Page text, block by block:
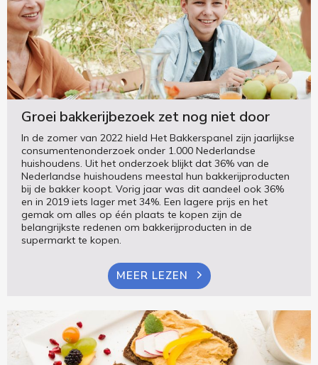
Groei bakkerijbezoek zet nog niet door
In de zomer van 2022 hield Het Bakkerspanel zijn jaarlijkse
consumentenonderzoek onder 1.000 Nederlandse
huishoudens. Uit het onderzoek blijkt dat 36% van de
Nederlandse huishoudens meestal hun bakkerijproducten
bij de bakker koopt. Vorig jaar was dit aandeel ook 36%
en in 2019 iets lager met 34%. Een lagere prijs en het
gemak om alles op één plaats te kopen zijn de
belangrijkste redenen om bakkerijproducten in de
supermarkt te kopen.
MEER LEZEN